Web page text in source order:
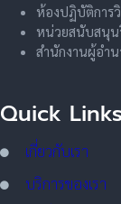
ห้องปฏิบัติการ
หน่วยสนับสนุน
สำนักงานผู้อำน
Quick Links
เกี่ยวกับเรา
บริการของเรา